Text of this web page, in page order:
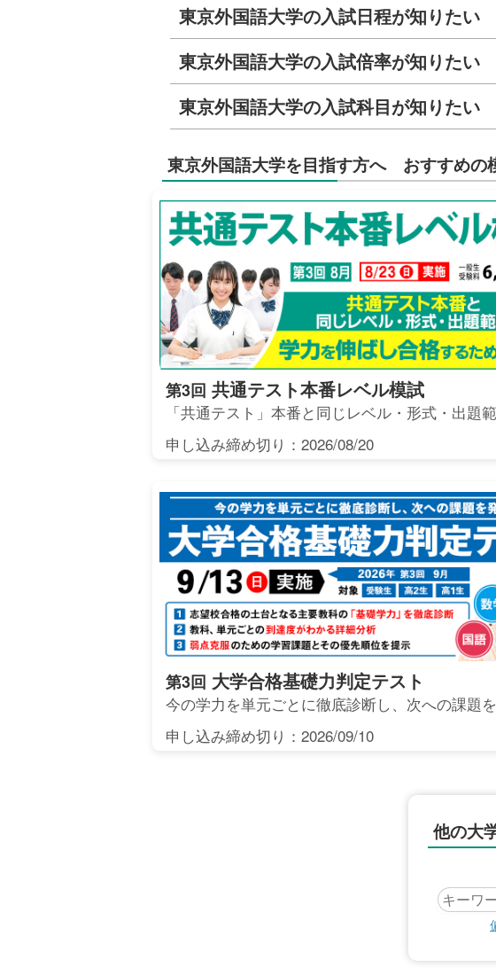
東京外国語大学の入試日程が知りたい
東京外国語大学の入試倍率が知りたい
東京外国語大学の入試科目が知りたい
東京外国語大学を目指す方へ おすすめの
第3回 共通テスト本番レベル模試
「共通テスト」本番と同じレベル・形式・出題範
申し込み締め切り：2026/08/20
第3回 大学合格基礎力判定テスト
今の学力を単元ごとに徹底診断し、次への課題
申し込み締め切り：2026/09/10
他の大